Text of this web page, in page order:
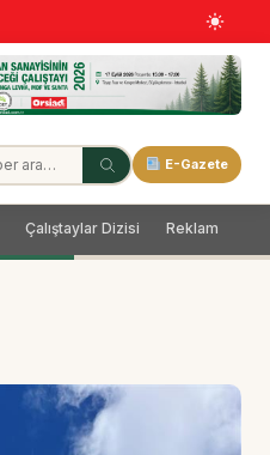
E-Gazete
Çalıştaylar Dizisi Reklam